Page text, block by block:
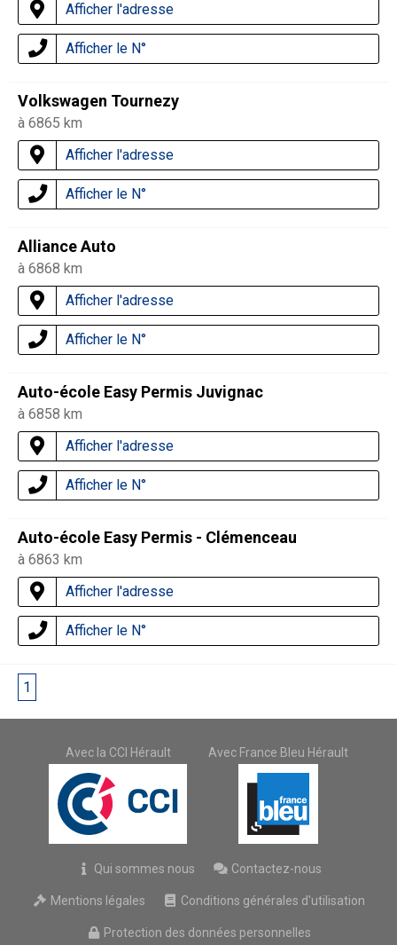
Afficher l'adresse
Afficher le N°
Volkswagen Tournezy
à 6865 km
Afficher l'adresse
Afficher le N°
Alliance Auto
à 6868 km
Afficher l'adresse
Afficher le N°
Auto-école Easy Permis Juvignac
à 6858 km
Afficher l'adresse
Afficher le N°
Auto-école Easy Permis - Clémenceau
à 6863 km
Afficher l'adresse
Afficher le N°
1
Avec la CCI Hérault Avec France Bleu Hérault
Qui sommes nous Contactez-nous
Mentions légales Conditions générales d'utilisation
Protection des données personnelles